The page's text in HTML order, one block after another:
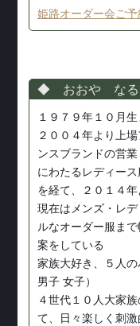
姫路オーダー会ご
◆ おおや な
１９７９年１０月生
２００４年より上
ンスブランドの営
にわたるレディー
を経て、２０１４
現在はメンズ・レ
ルなオーダー服ま
案をしている
家族大好き、５人
男子 女子）
４世代１０人大家
て、日々楽しく刺